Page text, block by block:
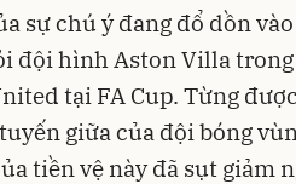
sự chú ý đang đổ dồn
đội hình Aston Villa
tại FA Cup. Từng
giữa của đội bóng
tiền vệ này đã sụt giảm